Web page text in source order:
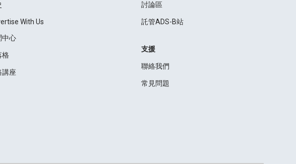
With Us
中心
格
講座
討論區
託管ADS-B站
支援
聯絡我們
常見問題